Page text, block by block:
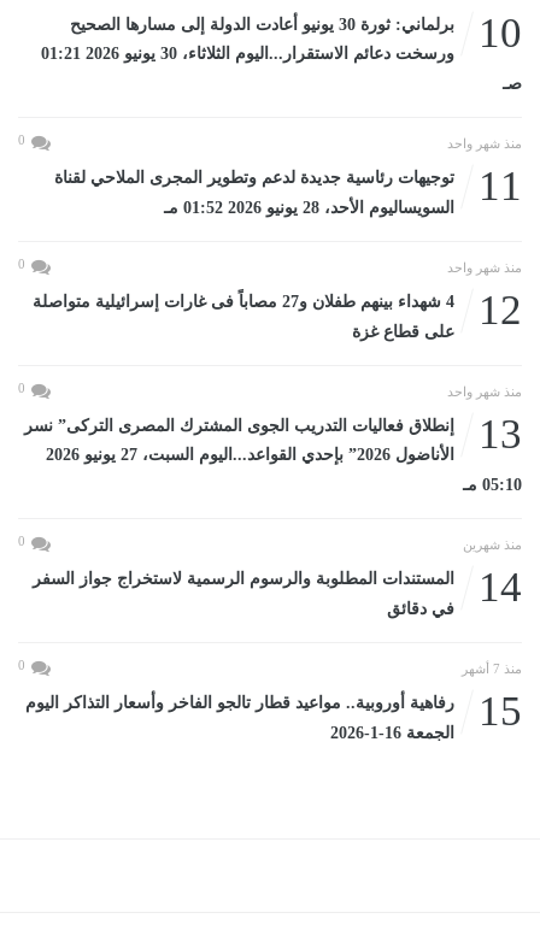
10
برلماني: ثورة 30 يونيو أعادت الدولة إلى مسارها الصحيح
ورسخت دعائم الاستقرار...اليوم الثلاثاء، 30 يونيو 2026 01:21
صـ
منذ شهر واحد 0
11
توجيهات رئاسية جديدة لدعم وتطوير المجرى الملاحي لقناة
السويساليوم الأحد، 28 يونيو 2026 01:52 مـ
منذ شهر واحد 0
12
4 شهداء بينهم طفلان و27 مصاباً فى غارات إسرائيلية متواصلة
على قطاع غزة
منذ شهر واحد 0
13
إنطلاق فعاليات التدريب الجوى المشترك المصرى التركى” نسر
الأناضول 2026” بإحدي القواعد...اليوم السبت، 27 يونيو 2026
05:10 مـ
منذ شهرين 0
14
المستندات المطلوبة والرسوم الرسمية لاستخراج جواز السفر
في دقائق
منذ 7 أشهر 0
15
رفاهية أوروبية.. مواعيد قطار تالجو الفاخر وأسعار التذاكر اليوم
الجمعة 16-1-2026